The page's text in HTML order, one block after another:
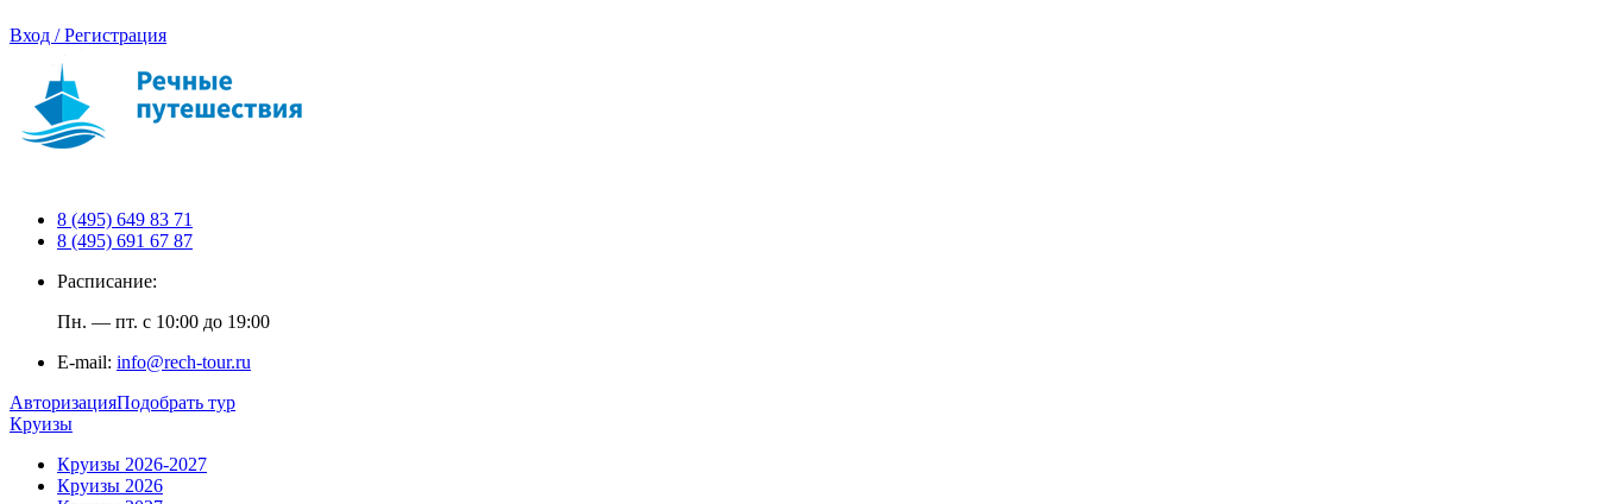
Вход / Регистрация
8 (495) 649 83 71
8 (495) 691 67 87
Расписание:
Пн. — пт. с 10:00 до 19:00
E-mail: info@rech-tour.ru
АвторизацияПодобрать тур
Круизы
Круизы 2026-2027
Круизы 2026